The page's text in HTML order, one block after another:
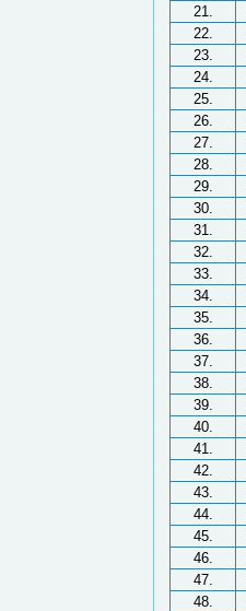
21.
22.
23.
24.
25.
26.
27.
28.
29.
30.
31.
32.
33.
34.
35.
36.
37.
38.
39.
40.
41.
42.
43.
44.
45.
46.
47.
48.